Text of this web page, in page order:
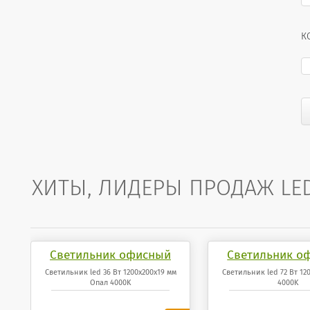
ХИТЫ, ЛИДЕРЫ ПРОДАЖ
Светильник офисный
светодиодный 36 Вт
1200x200x19 мм Опал
Светильник led 36 Вт 1200x200x19 мм
Опал 4000K
Светильник
1200x200x19
Светильник led 72 Вт
4000K